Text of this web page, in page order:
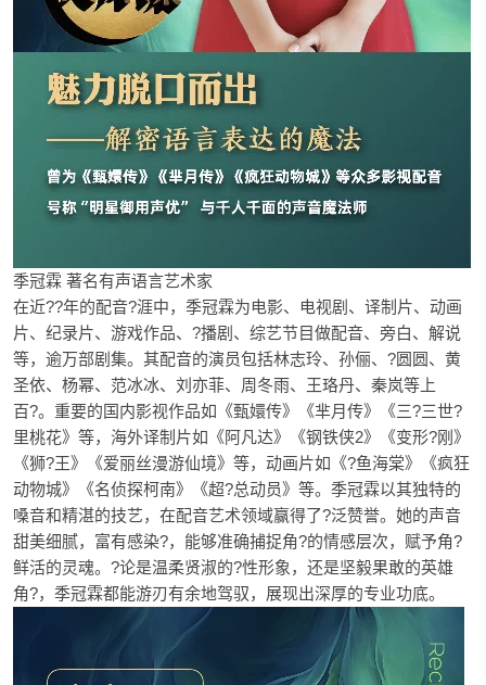
季冠霖 著名有声语言艺术家
在近??年的配音?涯中，季冠霖为电影、电视剧、译制片、动画
片、纪录片、游戏作品、?播剧、综艺节目做配音、旁白、解说
等，逾万部剧集。其配音的演员包括林志玲、孙俪、?圆圆、黄
圣依、杨幂、范冰冰、刘亦菲、周冬雨、王珞丹、秦岚等上
百?。重要的国内影视作品如《甄嬛传》《芈月传》《三?三世?
里桃花》等，海外译制片如《阿凡达》《钢铁侠2》《变形?刚》
《狮?王》《爱丽丝漫游仙境》等，动画片如《?鱼海棠》《疯狂
动物城》《名侦探柯南》《超?总动员》等。季冠霖以其独特的
嗓音和精湛的技艺，在配音艺术领域赢得了?泛赞誉。她的声音
甜美细腻，富有感染?，能够准确捕捉角?的情感层次，赋予角?
鲜活的灵魂。?论是温柔贤淑的?性形象，还是坚毅果敢的英雄
角?，季冠霖都能游刃有余地驾驭，展现出深厚的专业功底。